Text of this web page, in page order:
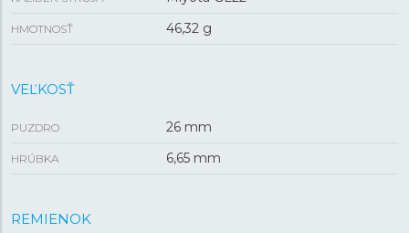
HMOTNOSŤ 46,32 g
VEĽKOSŤ
PUZDRO 26 mm
HRÚBKA 6,65 mm
REMIENOK